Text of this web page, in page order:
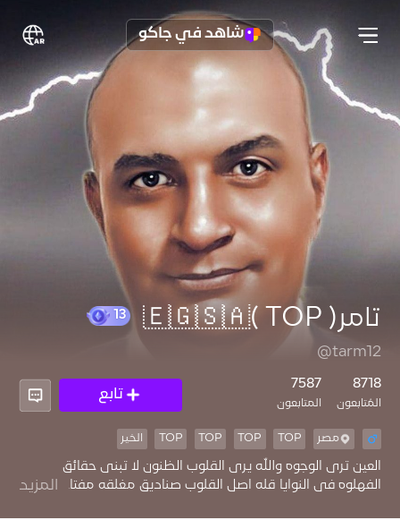
شاهد في جاكو
تامر( TOP )🇪🇬🇸🇦
@tarm12
8718
المُتابعون
7587
المتابعون
تابع
مصر TOP
TOP
TOP
TOP الخير
العين ترى الوجوه والله يرى القلوب الظنون لا تبنى حقائق
الفهلوه فى النوايا قله اصل القلوب صناديق مغلقه مفتاحها عند
المزيد